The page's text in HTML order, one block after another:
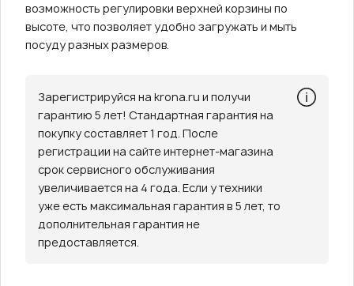
возможность регулировки верхней корзины по
высоте, что позволяет удобно загружать и мыть
посуду разных размеров.
Зарегистрируйся на krona.ru и получи
гарантию 5 лет! Стандартная гарантия на
покупку составляет 1 год. После
регистрации на сайте интернет-магазина
срок сервисного обслуживания
увеличивается на 4 года. Если у техники
уже есть максимальная гарантия в 5 лет, то
дополнительная гарантия не
предоставляется.